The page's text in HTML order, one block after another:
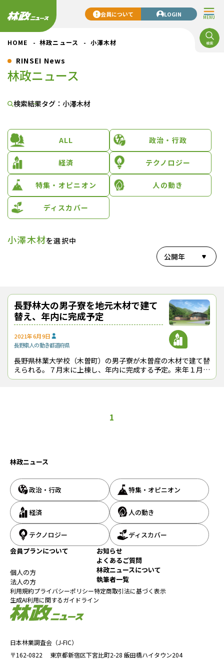
MENU
会員について LOGIN
HOME 林政ニュース 小澤木材
RINSEI News
林政ニュース
検索結果タグ：小澤木材
ALL 政治・行政
経済 テクノロジー
特集・オピニオン 人の動き
ディスカバー
小澤木材を選択中
公開年
長野林大の男子寮を地元木材で建て
替え、年内に完成予定
2021年6月9日
長野県人の動き都道府県
長野県林業大学校（木曽町）の男子寮が木曽産の木材で建て替
えられる。７月末に上棟し、年内に完成する予定。来年１月か
ら内覧会を行い、2022年度から使用を開始する。総工費は約
1
日本林業調査会（J-FIC）
〒162-0822
東京都新宿区下宮比町2-28 飯田橋ハイタウン204
林政ニュース
政治・行政 特集・オピニオン
経済 人の動き
テクノロジー
ディスカバー
会員プランについて
個人の方
法人の方
お知らせ
よくあるご質問
林政ニュースについて
執筆者一覧
利用規約プライバシーポリシー特定商取引法に基づく表示
生成AI利用に関するガイドライン